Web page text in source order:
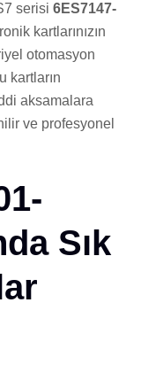
serisi 6ES7147-
kartlarınızın
otomasyon
kartların
aksamalara
ve profesyonel
Sık